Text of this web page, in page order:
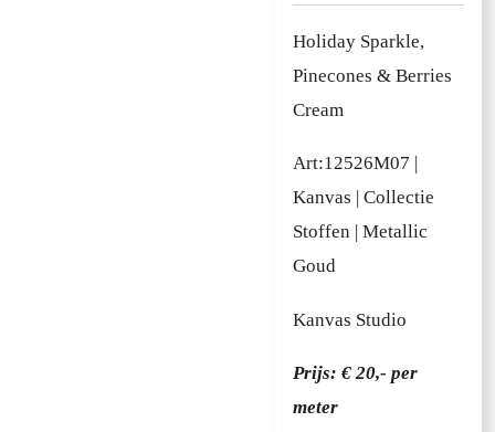
Holiday Sparkle,
Pinecones & Berries
Cream
Art:12526M07
Kanvas | Collectie
Stoffen | Metallic
Goud
Kanvas Studio
Prijs: € 20,- per
meter